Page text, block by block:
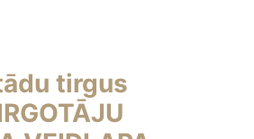
tirgus